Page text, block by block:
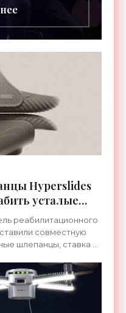
Hyperslides
усталые
- «Гаджеты»
реабилитационного
совместную
шлепанцы, ставка в